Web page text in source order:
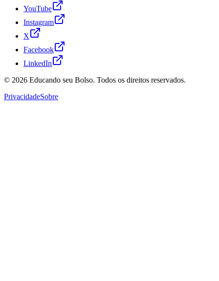
YouTube
Instagram
X
Facebook
LinkedIn
© 2026 Educando seu Bolso. Todos os direitos reservados.
PrivacidadeSobre